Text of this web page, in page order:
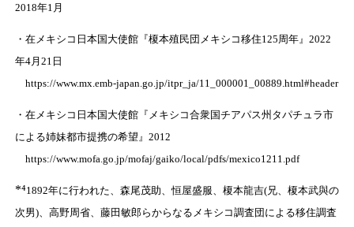
2018年1月
・在メキシコ日本国大使館『榎本殖民団メキシコ移住125周年』2022
年4月21日
https://www.mx.emb-japan.go.jp/itpr_ja/11_000001_00889.html#header
・在メキシコ日本国大使館『メキシコ合衆国チアパス州タパチュラ市
による姉妹都市提携の希望』2012
https://www.mofa.go.jp/mofaj/gaiko/local/pdfs/mexico1211.pdf
*⁴1892年に行われた、森尾茂助、恒屋盛服、榎本龍吉(兄、榎本武與の
次男)、高野周省、藤田敏郎らからなるメキシコ調査団による移住調査